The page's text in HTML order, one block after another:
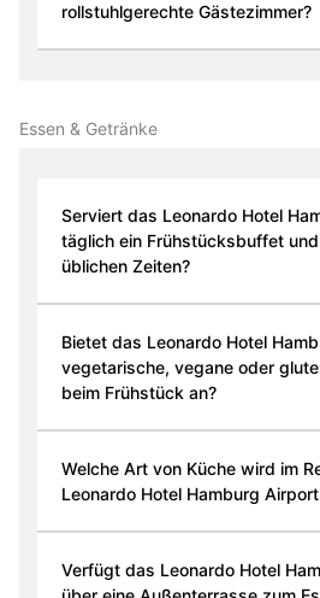
rollstuhlgerechte Gästezimmer?
Essen & Getränke
Serviert das Leonardo Hotel
täglich ein Frühstücksbuffet
üblichen Zeiten?
Bietet das Leonardo Hotel
vegetarische, vegane oder
beim Frühstück an?
Welche Art von Küche wird im
Leonardo Hotel Hamburg
Verfügt das Leonardo Hotel